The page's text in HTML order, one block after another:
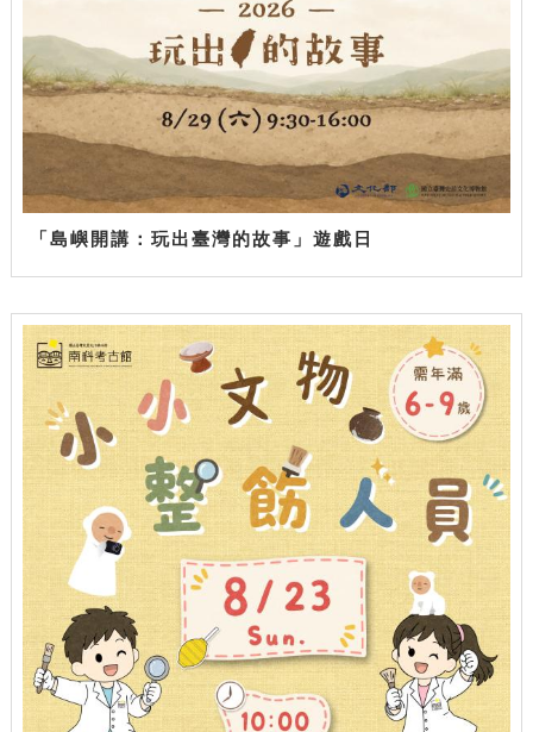
「島嶼開講：玩出臺灣的故事」遊戲日